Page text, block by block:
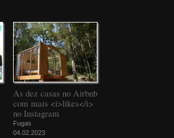
As dez casas no Airbnb
com mais <i>likes</i>
no Instagram
Fugas
04.02.2023